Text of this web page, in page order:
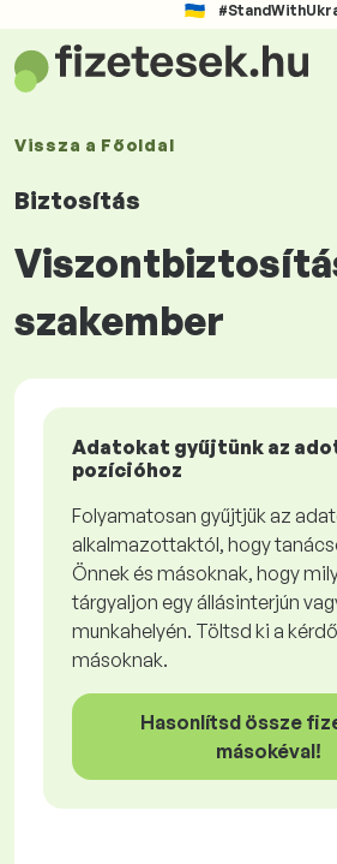
Vissza a Főoldal
Biztosítás
szakember
Adatokat gyűjtünk az
pozícióhoz
Folyamatosan gyűjtjük az
alkalmazottaktól, hogy
Önnek és másoknak, hogy
tárgyaljon egy állásinterjún
munkahelyén. Töltsd ki a
másoknak.
Hasonlítsd össze
másokéval!